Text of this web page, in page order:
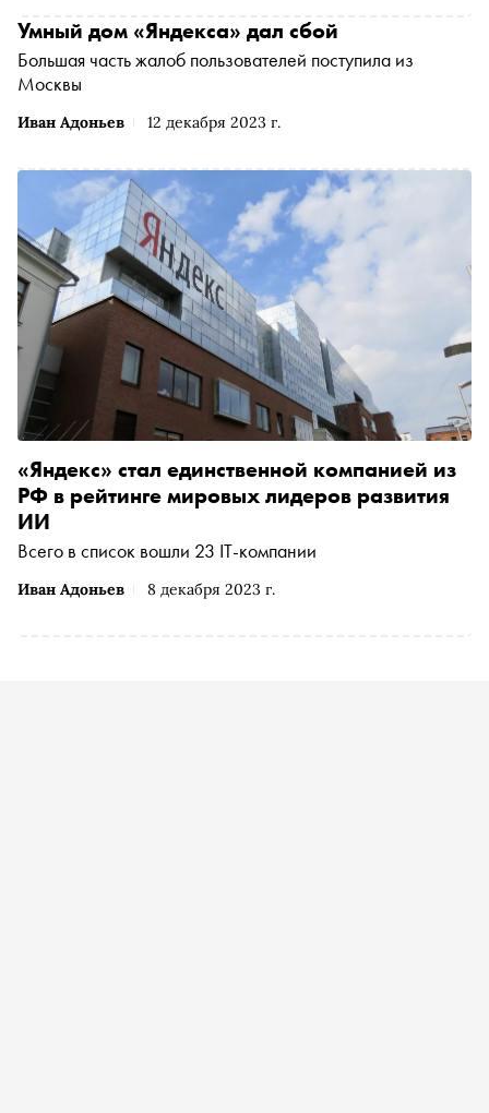
Иван Адоньев 12 декабря 2023 г.
Умный дом «Яндекса» дал сбой
Большая часть жалоб пользователей поступила из
Москвы
Иван Адоньев 8 декабря 2023 г.
«Яндекс» стал единственной компанией из
РФ в рейтинге мировых лидеров развития
ИИ
Всего в список вошли 23 IT-компании